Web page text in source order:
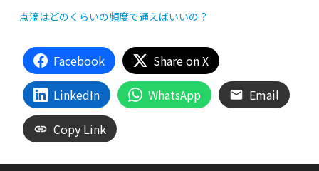
点滴はどのくらいの頻度で通えばいいの？
Facebook
Share on X
LinkedIn
WhatsApp
Email
Copy Link